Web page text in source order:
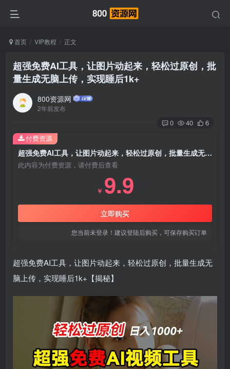
首页 VIP教程 正文
超强免费AI工具，让图片动起来，轻松过原创，批
量生成无脑上传，实现睡后1k+
800资源网
2年前发布
0 40 6
超强免费AI工具，让图片动起来，轻松过原创，批量生成无脑上传，实现睡后1k
此内容为付费资源，请付费后查看
￥ 9.9
立即购买
您当前未登录！建议登陆后购买，可保存购买订单
付费资源
超强免费AI工具，让图片动起来，轻松过原创，批量生成无
脑上传，实现睡后1k+【揭秘】